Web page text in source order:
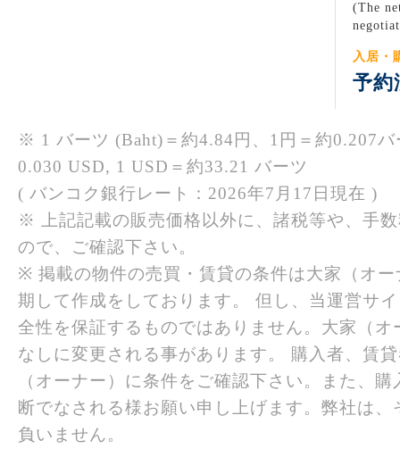
(The
入居・
予約
※ 1 バーツ (Baht)＝約4.84円、1円＝約0.207
0.030 USD, 1 USD＝約33.21 バーツ
( バンコク銀行レート：2026年7月17日現在 )
※ 上記記載の販売価格以外に、諸税等や、手
ので、ご確認下さい。
※ 掲載の物件の売買・賃貸の条件は大家（オ
期して作成をしております。 但し、当運営サ
全性を保証するものではありません。大家（
なしに変更される事があります。 購入者、賃
（オーナー）に条件をご確認下さい。また、
断でなされる様お願い申し上げます。弊社は
負いません。